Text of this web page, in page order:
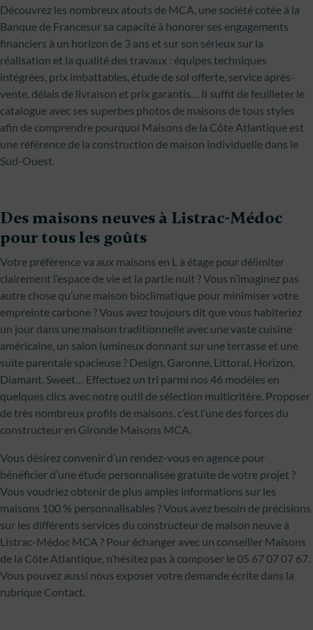
Découvrez les nombreux atouts de MCA, une société cotée à la
Banque de Francesur sa capacité à honorer ses engagements
financiers à un horizon de 3 ans et sur son sérieux sur la
réalisation et la qualité des travaux : équipes techniques
intégrées, prix imbattables, étude de sol offerte, service après-
vente, délais de livraison et prix garantis… Il suffit de feuilleter le
catalogue avec ses superbes photos de maisons de tous styles
afin de comprendre pourquoi Maisons de la Côte Atlantique est
une référence de la construction de maison individuelle dans le
Sud-Ouest.
Des maisons neuves à Listrac-Médoc
pour tous les goûts
Votre préférence va aux maisons en L à étage pour délimiter
clairement l’espace de vie et la partie nuit ? Vous n’imaginez pas
autre chose qu’une maison bioclimatique pour minimiser votre
empreinte carbone ? Vous avez toujours dit que vous habiteriez
un jour dans une maison traditionnelle avec une vaste cuisine
américaine, un salon lumineux donnant sur une terrasse et une
suite parentale spacieuse ? Design, Garonne, Littoral, Horizon,
Diamant, Sweet… Effectuez un tri parmi nos 46 modèles en
quelques clics avec notre outil de sélection multicritère. Proposer
de très nombreux profils de maisons, c’est l’une des forces du
constructeur en Gironde Maisons MCA.
Vous désirez convenir d’un rendez-vous en agence pour
bénéficier d’une étude personnalisée gratuite de votre projet ?
Vous voudriez obtenir de plus amples informations sur les
maisons 100 % personnalisables ? Vous avez besoin de précisions
sur les différents services du constructeur de maison neuve à
Listrac-Médoc MCA ? Pour échanger avec un conseiller Maisons
de la Côte Atlantique, n’hésitez pas à composer le 05 67 07 07 67.
Vous pouvez aussi nous exposer votre demande écrite dans la
rubrique Contact.